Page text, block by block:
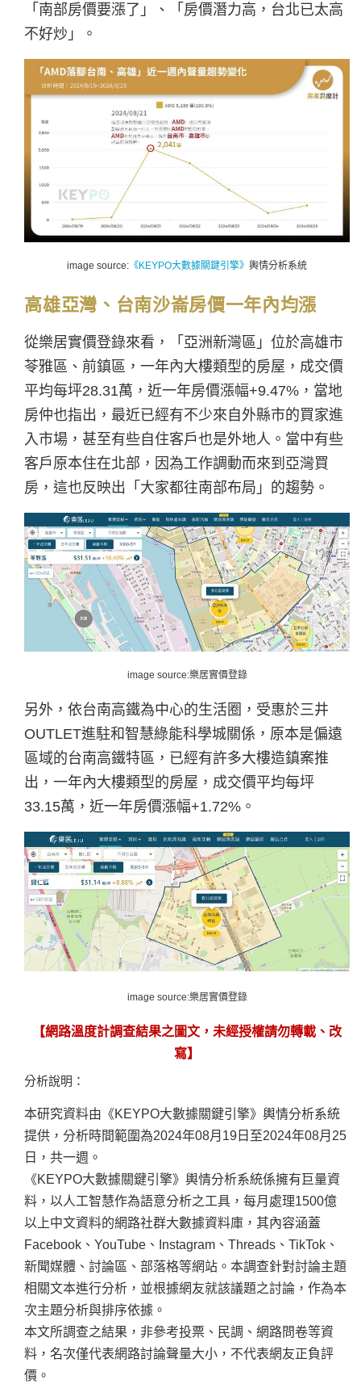
「南部房價要漲了」、「房價潛力高，台北已太高
不好炒」。
image source: 《KEYPO大數據關鍵引擎》 輿情分析系統
高雄亞灣、台南沙崙房價一年內均漲
從樂居實價登錄來看，「亞洲新灣區」位於高雄市
苓雅區、前鎮區，一年內大樓類型的房屋，成交價
平均每坪28.31萬，近一年房價漲幅+9.47%，當地
房仲也指出，最近已經有不少來自外縣市的買家進
入市場，甚至有些自住客戶也是外地人。當中有些
客戶原本住在北部，因為工作調動而來到亞灣買
房，這也反映出「大家都往南部布局」的趨勢。
image source:樂居實價登錄
另外，依台南高鐵為中心的生活圈，受惠於三井
OUTLET進駐和智慧綠能科學城關係，原本是偏遠
區域的台南高鐵特區，已經有許多大樓造鎮案推
出，一年內大樓類型的房屋，成交價平均每坪
33.15萬，近一年房價漲幅+1.72%。
image source:樂居實價登錄
【網路溫度計調查結果之 圖文 ，未經授權請勿轉載、改
寫】
分析說明：
本研究資料由《KEYPO大數據關鍵引擎》輿情分析系統
提供，分析時間範圍為2024年08月19日至2024年08月25
日，共一週。
《KEYPO大數據關鍵引擎》輿情分析系統係擁有巨量資
料，以人工智慧作為語意分析之工具，每月處理1500億
以上中文資料的網路社群大數據資料庫，其內容涵蓋
Facebook、YouTube、Instagram、Threads、TikTok、
新聞媒體、討論區、部落格等網站。本調查針對討論主題
相關文本進行分析，並根據網友就該議題之討論，作為本
次主題分析與排序依據。
本文所調查之結果，非參考投票、民調、網路問卷等資
料，名次僅代表網路討論聲量大小，不代表網友正負評
價。